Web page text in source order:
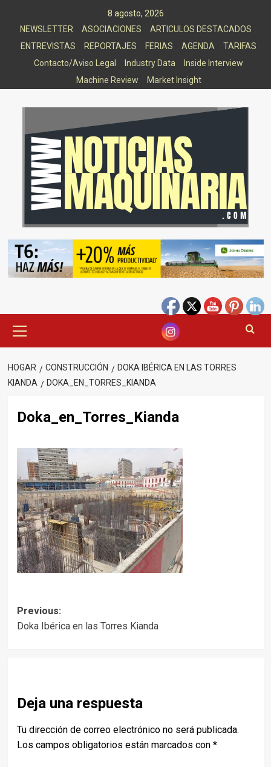
8 agosto, 2026
NEWSLETTER
ASOCIACIONES
ARTICULOS DESTACADOS
ENTREVISTAS
REPORTAJES FERIAS AGENDA
TARIFAS
Contacto/Aviso Legal
Industry Data
Inside Interview
Machine Review
Market Insight
principal
HOGAR CONSTRUCCIÓN
DOKA IBÉRICA EN LAS TORRES
KIANDA
DOKA_EN_TORRES_KIANDA
Doka_en_Torres_Kianda
Post
Previous:
Doka Ibérica en las Torres Kianda
Deja una respuesta
Tu dirección de correo electrónico no será publicada.
Los campos obligatorios están marcados con *